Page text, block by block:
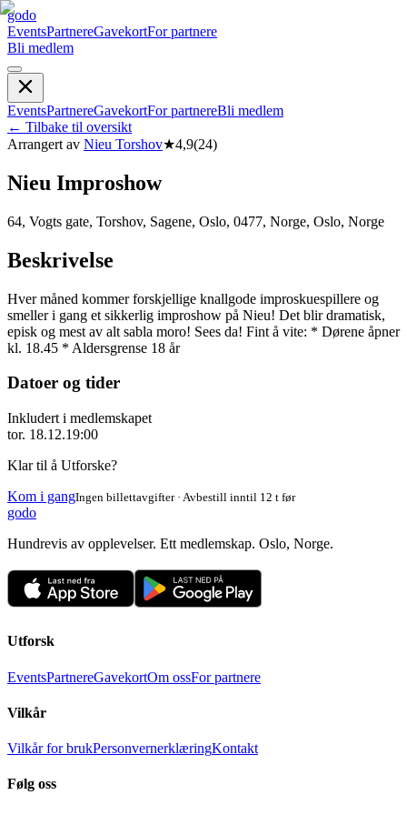
godo
EventsPartnereGavekortFor partnere
Bli medlem
EventsPartnereGavekortFor partnereBli medlem
← Tilbake til oversikt
Arrangert av Nieu Torshov★4,9(24)
Nieu Improshow
64, Vogts gate, Torshov, Sagene, Oslo, 0477, Norge, Oslo, Norge
Beskrivelse
Hver måned kommer forskjellige knallgode improskuespillere og
smeller i gang et sikkerlig improshow på Nieu! Det blir dramatisk,
episk og mest av alt sabla moro! Sees da! Fint å vite: * Dørene åpner
kl. 18.45 * Aldersgrense 18 år
Datoer og tider
Inkludert i medlemskapet
tor. 18.12.19:00
Klar til å Utforske?
Kom i gangIngen billettavgifter · Avbestill inntil 12 t før
godo
Hundrevis av opplevelser. Ett medlemskap. Oslo, Norge.
Utforsk
EventsPartnereGavekortOm ossFor partnere
Vilkår
Vilkår for brukPersonvernerklæringKontakt
Følg oss